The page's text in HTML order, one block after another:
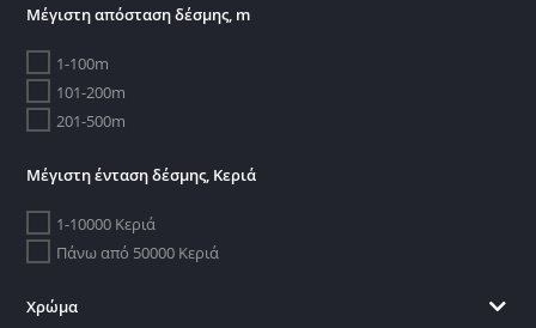
Μέγιστη απόσταση δέσμης, m
1-100m
101-200m
201-500m
Μέγιστη ένταση δέσμης, Κεριά
1-10000 Κεριά
Πάνω από 50000 Κεριά
Χρώμα